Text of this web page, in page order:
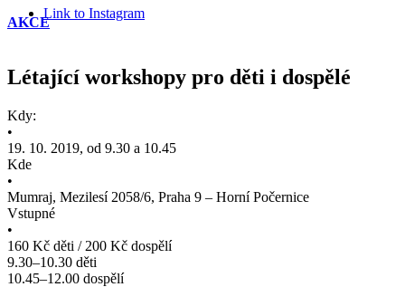
Link to Instagram
AKCE
Létající workshopy pro děti i dospělé
Kdy:
•
19. 10. 2019, od 9.30 a 10.45
Kde
•
Mumraj, Mezilesí 2058/6, Praha 9 – Horní Počernice
Vstupné
•
160 Kč děti / 200 Kč dospělí
9.30–10.30 děti
10.45–12.00 dospělí